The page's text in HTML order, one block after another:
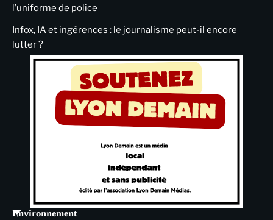
l’uniforme de police
Infox, IA et ingérences : le journalisme peut-il encore
lutter ?
Environnement